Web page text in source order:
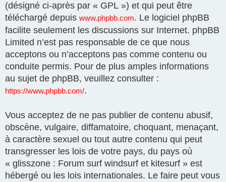
(désigné ci-après par « GPL ») et qui peut être
téléchargé depuis www.phpbb.com. Le logiciel phpBB
facilite seulement les discussions sur Internet. phpBB
Limited n’est pas responsable de ce que nous
acceptons ou n’acceptons pas comme contenu ou
conduite permis. Pour de plus amples informations
au sujet de phpBB, veuillez consulter :
https://www.phpbb.com/.
Vous acceptez de ne pas publier de contenu abusif,
obscène, vulgaire, diffamatoire, choquant, menaçant,
à caractère sexuel ou tout autre contenu qui peut
transgresser les lois de votre pays, du pays où
« glisszone : Forum surf windsurf et kitesurf » est
hébergé ou les lois internationales. Le faire peut vous